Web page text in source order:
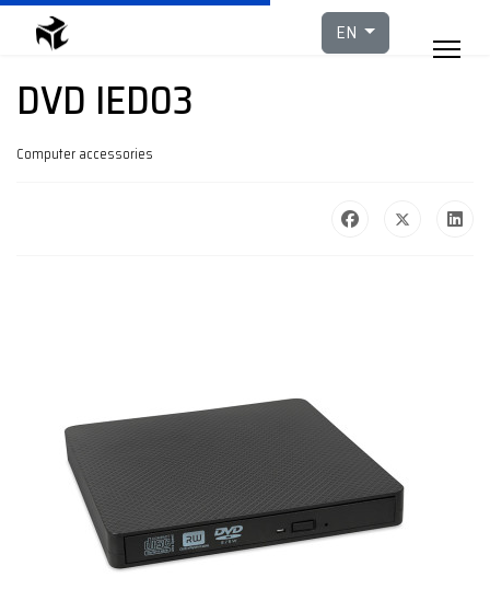
Select your
EN
DVD IED03
Computer accessories